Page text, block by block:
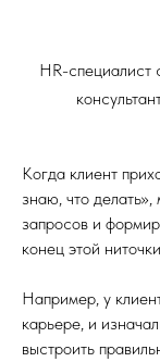
HR-специалист
Когда клиент
знаю, что
запросов и
конец этой
Например, у
карьере, и
выстроить